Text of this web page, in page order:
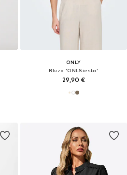
ONLY
Bluza 'ONLSiesta'
29,90 €